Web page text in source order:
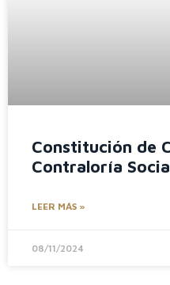
Constitución de
Contraloría
LEER MÁS »
08/11/2024